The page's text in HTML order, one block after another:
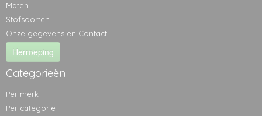
Maten
Stofsoorten
Onze gegevens en Contact
Herroeping
Categorieën
Per merk
Per categorie